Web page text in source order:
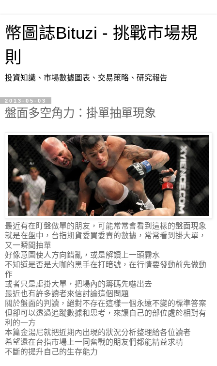
幣圖誌Bituzi - 挑戰市場規
則
投資知識、市場數據圖表、交易策略、研究報告
2013-05-03
盤面多空角力：掛單抽單現象
最近有在盯盤做單的朋友，可能常常會看到這樣的盤面現象
就是在盤中，台指期貨委買委賣的數據，常常看到掛大單，
又一瞬間抽單
好像意圖使人方向錯亂，或是解讀上一頭霧水
不知道是否是大咖的黑手在打暗號，在行情要發動前先做動
作
或者只是虛掛大單，把場內的籌碼先嚇出去
最近也有許多讀者來信討論這個問題
關於盤面的判讀，絕對不存在這樣一個永遠不變的標準答案
但卻可以透過追蹤數據和思考，來讓自己的部位處於相對有
利的一方
本篇金湯尼就把近期內出現的狀況分析整理給各位讀者
希望還在台指市場上一同奮戰的朋友們都能精益求精
不斷的提升自己的生存能力